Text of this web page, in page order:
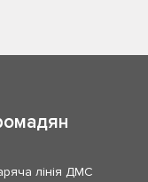
лінія ДМС